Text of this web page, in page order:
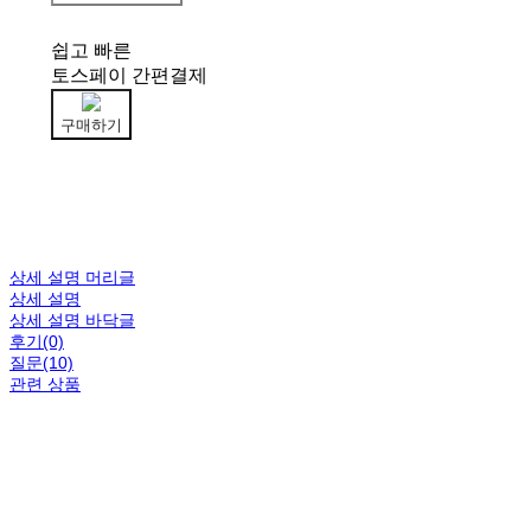
쉽고 빠른
토스페이 간편결제
구매하기
상세 설명 머리글
상세 설명
상세 설명 바닥글
후기(0)
질문(10)
관련 상품